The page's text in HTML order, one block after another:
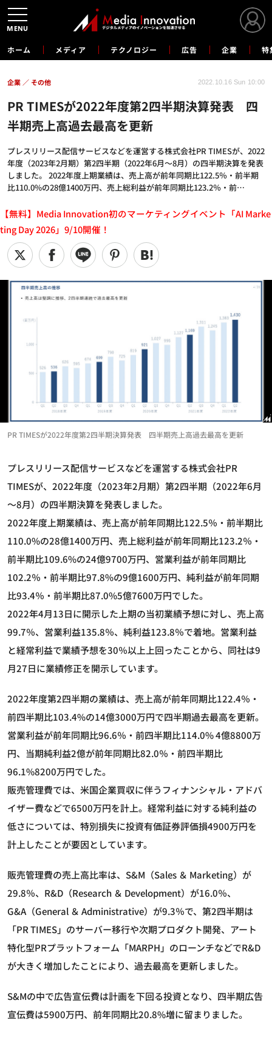
ホーム メディア テクノロジー 広告 企業 特
PR TIMESが2022年度第2四半期決算発表 四
半期売上高過去最高を更新
プレスリリース配信サービスなどを運営する株式会社PR TIMESが、2022
年度（2023年2月期）第2四半期（2022年6月～8月）の四半期決算を発表
しました。 2022年度上期業績は、売上高が前年同期比122.5％・前半期
比110.0%の28億1400万円、売上総利益が前年同期比123.2％・前…
企業 その他 2022.10.16 Sun 10:00
【無料】Media Innovation初のマーケティングイベント「AI Marke
ting Day 2026」9/10開催！
PR TIMESが2022年度第2四半期決算発表 四半期売上高過去最高を更新
プレスリリース配信サービスなどを運営する株式会社PR
TIMESが、2022年度（2023年2月期）第2四半期（2022年6月
～8月）の四半期決算を発表しました。
2022年度上期業績は、売上高が前年同期比122.5％・前半期比
110.0%の28億1400万円、売上総利益が前年同期比123.2％・
前半期比109.6%の24億9700万円、営業利益が前年同期比
102.2％・前半期比97.8%の9億1600万円、純利益が前年同期
比93.4％・前半期比87.0%5億7600万円でした。
2022年4月13日に開示した上期の当初業績予想に対し、売上高
99.7％、営業利益135.8％、純利益123.8％で着地。営業利益
と経常利益で業績予想を30％以上上回ったことから、同社は9
月27日に業績修正を開示しています。
2022年度第2四半期の業績は、売上高が前年同期比122.4％・
前四半期比103.4%の14億3000万円で四半期過去最高を更新。
営業利益が前年同期比96.6％・前四半期比114.0% 4億8800万
円、当期純利益2億が前年同期比82.0％・前四半期比
96.1%8200万円でした。
販売管理費では、米国企業買収に伴うフィナンシャル・アドバ
イザー費などで6500万円を計上。経常利益に対する純利益の
低さについては、特別損失に投資有価証券評価損4900万円を
計上したことが要因としています。
販売管理費の売上高比率は、S&M（Sales ＆ Marketing）が
29.8％、R&D（Research ＆ Development）が16.0％、
G&A（General ＆ Administrative）が9.3％で、第2四半期は
「PR TIMES」のサーバー移行や次期プロダクト開発、アート
特化型PRプラットフォーム「MARPH」のローンチなどでR&D
が大きく増加したことにより、過去最高を更新しました。
S&Mの中で広告宣伝費は計画を下回る投資となり、四半期広告
宣伝費は5900万円、前年同期比20.8%増に留まりました。
MENU